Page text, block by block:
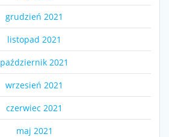
grudzień 2021
listopad 2021
październik 2021
wrzesień 2021
czerwiec 2021
maj 2021